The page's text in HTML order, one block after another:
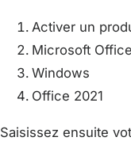
Activer un
Microsoft Office
Windows
Office 2021
Saisissez ensuite